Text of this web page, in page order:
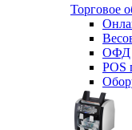
Торговое
ОФД
POS